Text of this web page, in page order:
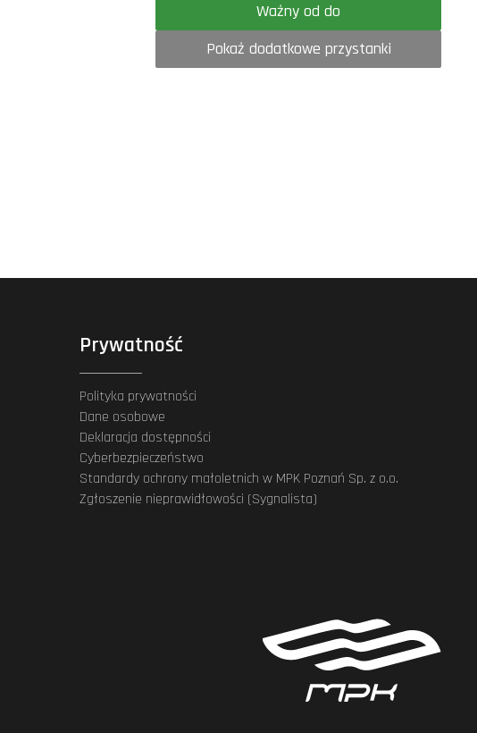
Ważny od do
Pokaż dodatkowe przystanki
Prywatność
Polityka prywatności
Dane osobowe
Deklaracja dostępności
Cyberbezpieczeństwo
Standardy ochrony małoletnich w MPK Poznań Sp. z o.o.
Zgłoszenie nieprawidłowości (Sygnalista)